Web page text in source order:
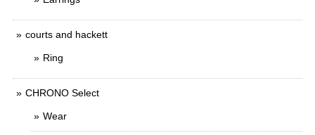
courts and hackett
Ring
CHRONO Select
Wear